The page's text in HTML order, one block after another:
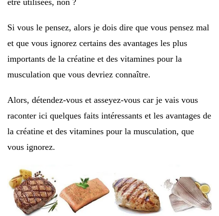
Si vous le pensez, alors je dois dire que vous pensez mal
et que vous ignorez certains des avantages les plus
importants de la créatine et des vitamines pour la
musculation que vous devriez connaître.
Alors, détendez-vous et asseyez-vous car je vais vous
raconter ici quelques faits intéressants et les avantages de
la créatine et des vitamines pour la musculation, que
vous ignorez.